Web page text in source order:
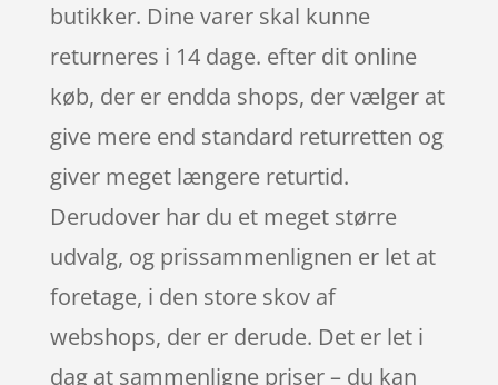
butikker. Dine varer skal kunne
returneres i 14 dage. efter dit online
køb, der er endda shops, der vælger at
give mere end standard returretten og
giver meget længere returtid.
Derudover har du et meget større
udvalg, og prissammenlignen er let at
foretage, i den store skov af
webshops, der er derude. Det er let i
dag at sammenligne priser – du kan